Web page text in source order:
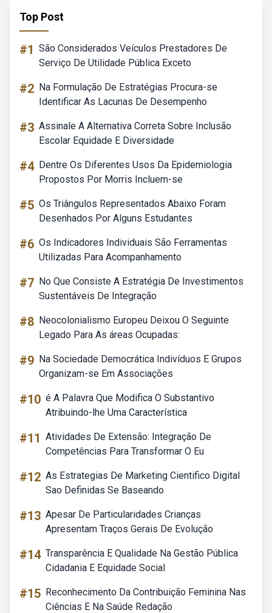
Top Post
#1 São Considerados Veículos Prestadores De
Serviço De Utilidade Pública Exceto
#2 Na Formulação De Estratégias Procura-se
Identificar As Lacunas De Desempenho
#3 Assinale A Alternativa Correta Sobre Inclusão
Escolar Equidade E Diversidade
#4 Dentre Os Diferentes Usos Da Epidemiologia
Propostos Por Morris Incluem-se
#5 Os Triângulos Representados Abaixo Foram
Desenhados Por Alguns Estudantes
#6 Os Indicadores Individuais São Ferramentas
Utilizadas Para Acompanhamento
#7 No Que Consiste A Estratégia De Investimentos
Sustentáveis De Integração
#8 Neocolonialismo Europeu Deixou O Seguinte
Legado Para As áreas Ocupadas:
#9 Na Sociedade Democrática Indivíduos E Grupos
Organizam-se Em Associações
#10 é A Palavra Que Modifica O Substantivo
Atribuindo-lhe Uma Característica
#11 Atividades De Extensão: Integração De
Competências Para Transformar O Eu
#12 As Estrategias De Marketing Cientifico Digital
Sao Definidas Se Baseando
#13 Apesar De Particularidades Crianças
Apresentam Traços Gerais De Evolução
#14 Transparência E Qualidade Na Gestão Pública
Cidadania E Equidade Social
#15 Reconhecimento Da Contribuição Feminina Nas
Ciências E Na Saúde Redação